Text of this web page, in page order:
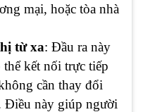
mại, hoặc tòa nhà
từ xa: Đầu ra này
kết nối trực tiếp
cần thay đổi
Điều này giúp người